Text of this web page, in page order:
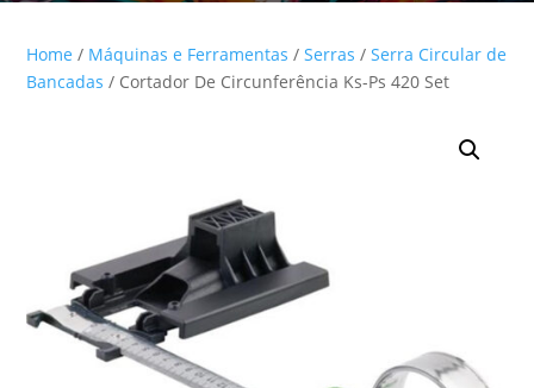
Home / Máquinas e Ferramentas /Serras /Serra Circular de
Bancadas / Cortador De Circunferência Ks-Ps 420 Set